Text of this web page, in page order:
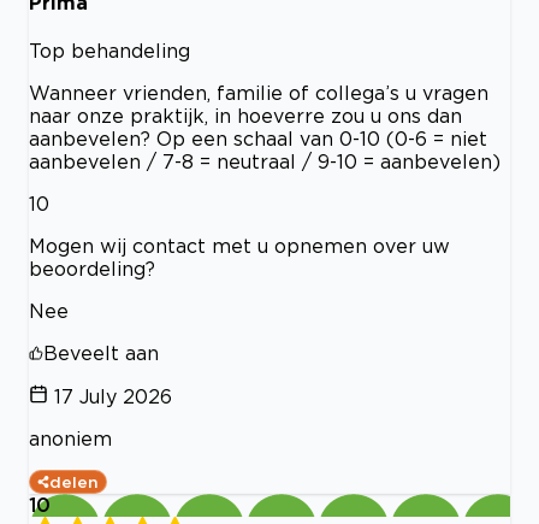
Top behandeling
Wanneer vrienden, familie of collega’s u vragen
naar onze praktijk, in hoeverre zou u ons dan
aanbevelen? Op een schaal van 0-10 (0-6 = niet
aanbevelen / 7-8 = neutraal / 9-10 = aanbevelen)
10
Mogen wij contact met u opnemen over uw
beoordeling?
Nee
Beveelt aan
17 July 2026
anoniem
delen
10